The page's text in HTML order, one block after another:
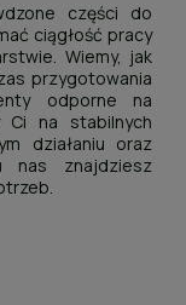
części do
ciągłość pracy
Wiemy, jak
przygotowania
odporne na
Ci na stabilnych
działaniu oraz
nas znajdziesz